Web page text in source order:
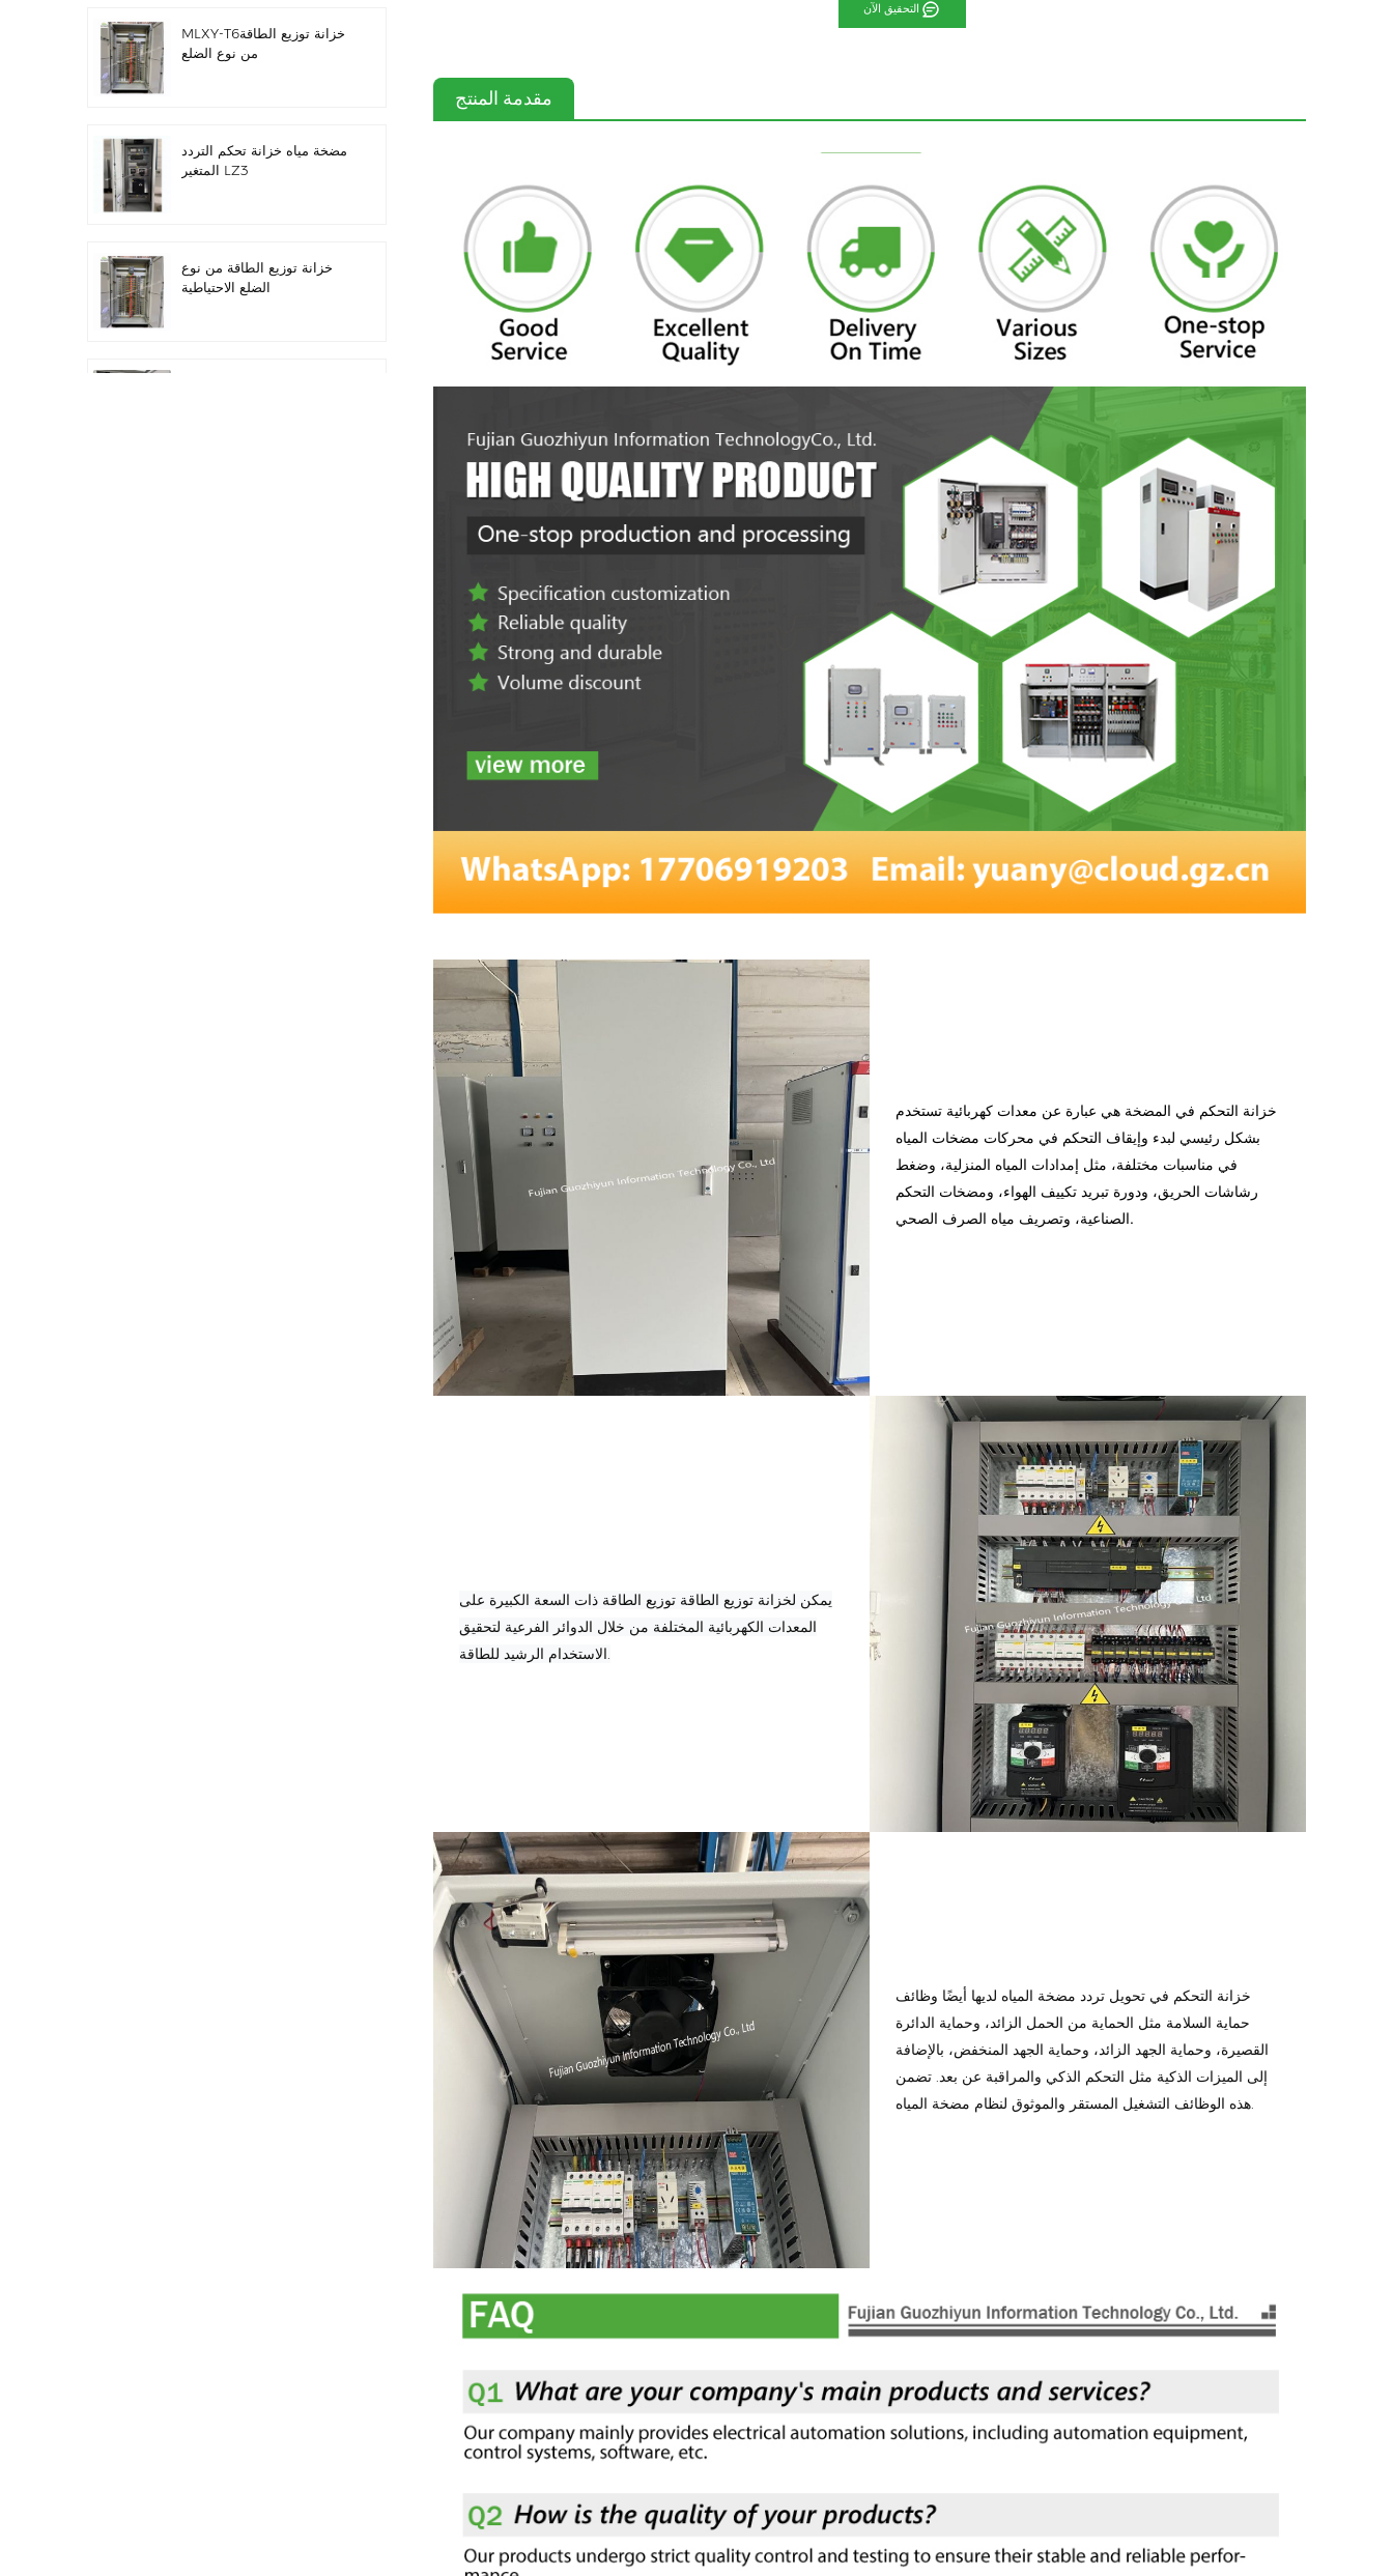
التحقيق الآن
مقدمة المنتج
خزانة التحكم في المضخة هي عبارة عن معدات كهربائية تستخدم
بشكل رئيسي لبدء وإيقاف التحكم في محركات مضخات المياه
في مناسبات مختلفة، مثل إمدادات المياه المنزلية، وضغط
رشاشات الحريق، ودورة تبريد تكييف الهواء، ومضخات التحكم
الصناعية، وتصريف مياه الصرف الصحي.
يمكن لخزانة توزيع الطاقة توزيع الطاقة ذات السعة الكبيرة على
المعدات الكهربائية المختلفة من خلال الدوائر الفرعية لتحقيق
الاستخدام الرشيد للطاقة.
خزانة التحكم في تحويل تردد مضخة المياه لديها أيضًا وظائف
حماية السلامة مثل الحماية من الحمل الزائد، وحماية الدائرة
القصيرة، وحماية الجهد الزائد، وحماية الجهد المنخفض، بالإضافة
إلى الميزات الذكية مثل التحكم الذكي والمراقبة عن بعد. تضمن
هذه الوظائف التشغيل المستقر والموثوق لنظام مضخة المياه.
MLXY-T6خزانة توزيع الطاقة
من نوع الضلع
مضخة مياه خزانة تحكم التردد
المتغير LZ3
خزانة توزيع الطاقة من نوع
الضلع الاحتياطية